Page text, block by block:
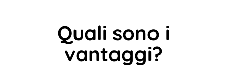
Quali sono i
vantaggi?